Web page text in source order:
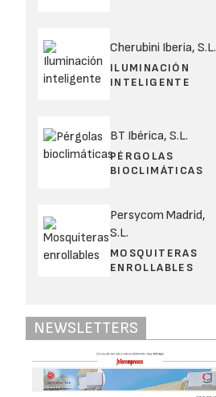
Cherubini Iberia, S.L.
ILUMINACIÓN
INTELIGENTE
BT Ibérica, S.L.
PÉRGOLAS
BIOCLIMÁTICAS
Persycom Madrid,
S.L.
MOSQUITERAS
ENROLLABLES
NEWSLETTERS